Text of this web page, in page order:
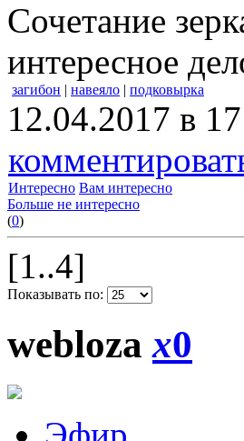
Сочетание
интересное
загибон | навеяло | подковырка
12.04.2017 в
Интересно Вам интересно
Больше не интересно
(0)
[1..4]
Показывать по:
weblozax0